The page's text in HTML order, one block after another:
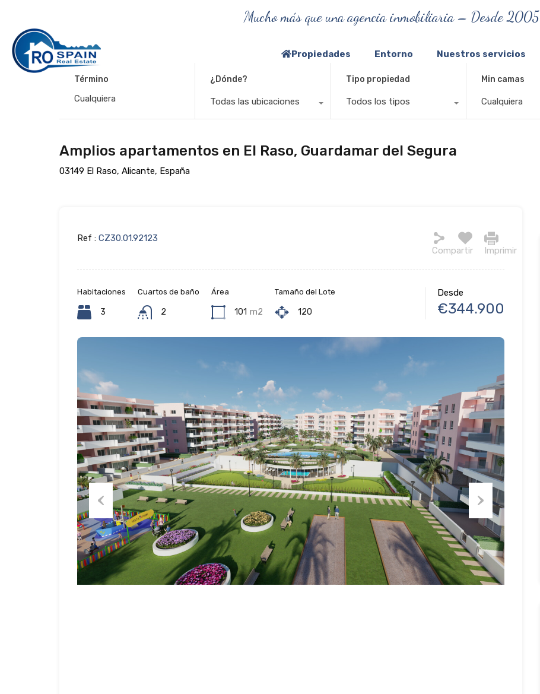
Mucho más que una agencia inmobiliaria – Desde 2005
Propiedades Entorno Nuestros servicios
Término ¿Dónde?
Todas las ubicaciones
Tipo propiedad
Todos los tipos
Min camas
Cualquiera
Amplios apartamentos en El Raso, Guardamar del Segura
03149 El Raso, Alicante, España
Ref : CZ30.01.92123
Compartir
Imprimir
Desde
€344.900
Habitaciones
3
Cuartos de baño
2
Área
101 m2
Tamaño del Lote
120
Previous Next